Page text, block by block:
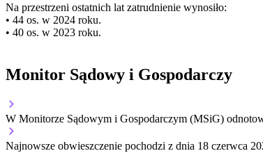
Na przestrzeni ostatnich lat zatrudnienie wynosiło:
• 44 os. w 2024 roku.
• 40 os. w 2023 roku.
Monitor Sądowy i Gospodarczy
W Monitorze Sądowym i Gospodarczym (MSiG)
Najnowsze obwieszczenie pochodzi z dnia 18 czerwca